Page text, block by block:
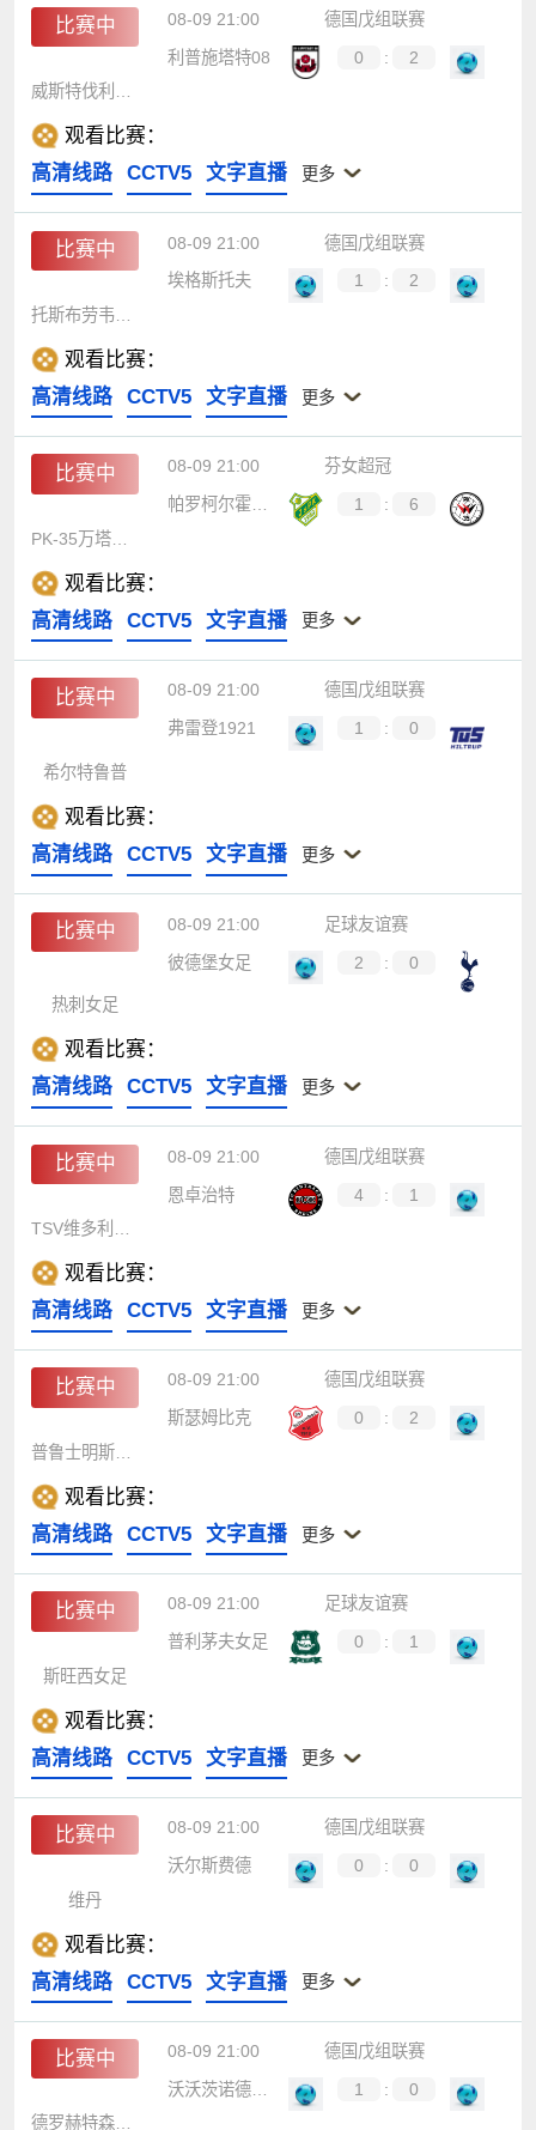
比赛中 08-09 21:00
德国戊组联赛
利普施塔特08
0 :
2
威斯特伐利亚1920
观看比赛：
高清线路
CCTV5 文字直播 更多
比赛中 08-09 21:00
德国戊组联赛
埃格斯托夫
1 :
2
观看比赛：
高清线路
CCTV5 文字直播 更多
比赛中 08-09 21:00
芬女超冠
帕罗柯尔霍女足
1 :
6
观看比赛：
高清线路
CCTV5 文字直播 更多
比赛中 08-09 21:00
德国戊组联赛
弗雷登1921
1 : 0
希尔特鲁普
观看比赛：
高清线路
CCTV5 文字直播 更多
比赛中 08-09 21:00
足球友谊赛
彼德堡女足
2 : 0
热刺女足
观看比赛：
高清线路
CCTV5 文字直播 更多
比赛中 08-09 21:00
德国戊组联赛
恩卓治特
4 :
1
观看比赛：
高清线路
CCTV5 文字直播 更多
比赛中 08-09 21:00
德国戊组联赛
斯瑟姆比克
0 :
2
观看比赛：
高清线路
CCTV5 文字直播 更多
比赛中 08-09 21:00
足球友谊赛
普利茅夫女足
0 :
1
斯旺西女足
观看比赛：
高清线路
CCTV5 文字直播 更多
比赛中 08-09 21:00
德国戊组联赛
沃尔斯费德
0 :
0
维丹
观看比赛：
高清线路
CCTV5 文字直播 更多
比赛中 08-09 21:00
德国戊组联赛
沃沃茨诺德霍恩酒店
1 :
0
德罗赫特森阿塞尔B队